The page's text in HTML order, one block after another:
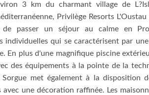
3 km du charmant village de
Privilège Resorts
passer un séjour au calme en
individuelles qui se caractérisent par
En plus d'une magnifique piscine
des équipements à la pointe de la
Sorgue met également à la disposition
une décoration raffinée. Les